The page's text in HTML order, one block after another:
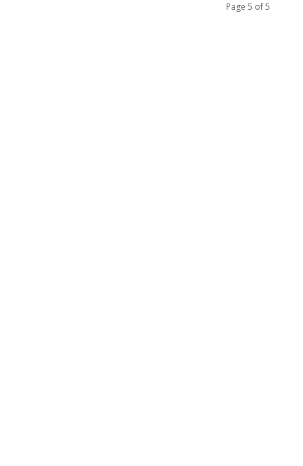
Page 5 of 5